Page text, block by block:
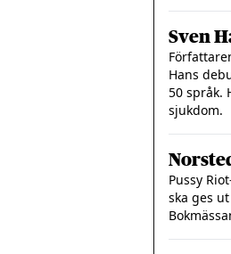
Sven
Hans
50 språk.
sjukdom.
Pussy
ska ges